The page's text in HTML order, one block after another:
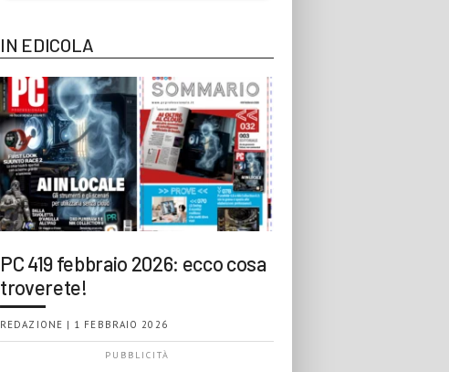
IN EDICOLA
PC 419 febbraio 2026: ecco cosa
troverete!
REDAZIONE | 1 FEBBRAIO 2026